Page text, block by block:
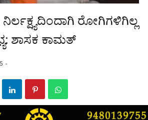
ನಿರ್ಲಕ್ಷ್ಯದಿಂದಾಗಿ ರೋಗಿಗಳಿಗಿಲ್ಲ
ಶಾಸಕ ಕಾಮತ್